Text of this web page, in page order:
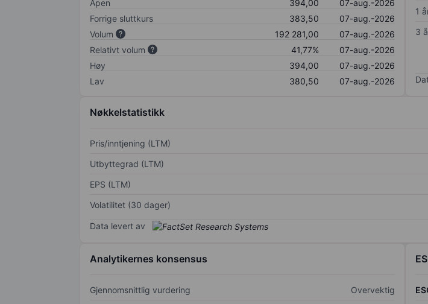
Åpen
394,00
07-aug.-2026
Forrige sluttkurs
383,50
07-aug.-2026
Volum
192 281,00
07-aug.-2026
Relativt volum
41,77%
07-aug.-2026
Høy
394,00
07-aug.-2026
Lav
380,50 07-aug.-2026
1
3
Nøkkelstatistikk
Pris/inntjening (LTM)
Utbyttegrad (LTM)
EPS (LTM)
Volatilitet (30 dager)
Data levert av
Analytikernes konsensus
Gjennomsnittlig vurdering Overvektig